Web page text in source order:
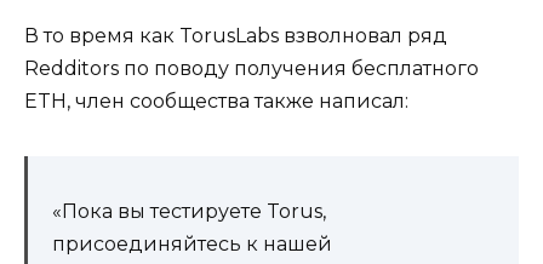
В то время как TorusLabs взволновал ряд
Redditors по поводу получения бесплатного
ETH, член сообщества также написал:
«Пока вы тестируете Torus,
присоединяйтесь к нашей